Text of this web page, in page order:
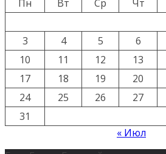
Пн
Вт Ср Чт
3
4 5 6
10
11 12 13
17
18 19 20
24
25 26 27
31
« Июл